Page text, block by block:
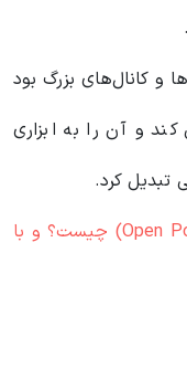
و کانال‌های بزرگ بود
و آن را به ابزاری
تبدیل کرد.
موقعیت باز (Open Position) چیست؟ و با